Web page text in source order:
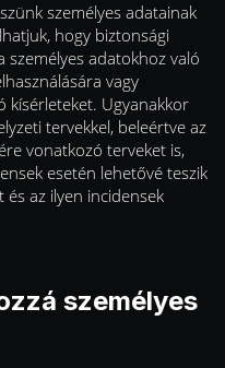
személyes adatainak
hogy biztonsági
személyes adatokhoz való
vagy
kísérleteket. Ugyanakkor
tervekkel, beleértve az
vonatkozó terveket is,
esetén lehetővé teszik
az ilyen incidensek
személyes